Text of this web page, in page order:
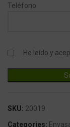
Teléfono
He leído y
SKU: 20019
Categories: